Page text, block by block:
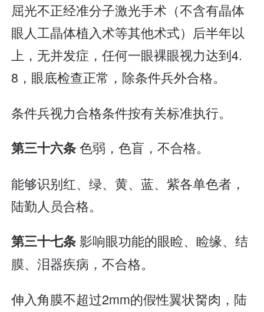
屈光不正经准分子激光手术（不含有晶体
眼人工晶体植入术等其他术式）后半年以
上，无并发症，任何一眼裸眼视力达到4.
8，眼底检查正常，除条件兵外合格。
条件兵视力合格条件按有关标准执行。
第三十六条色弱，色盲，不合格。
能够识别红、绿、黄、蓝、紫各单色者，
陆勤人员合格。
第三十七条影响眼功能的眼睑、睑缘、结
膜、泪器疾病，不合格。
伸入角膜不超过2mm的假性翼状胬肉，陆